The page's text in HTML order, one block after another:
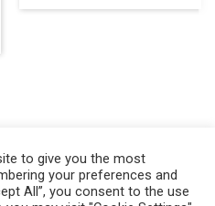
to give you the most
your preferences and
All”, you consent to the use